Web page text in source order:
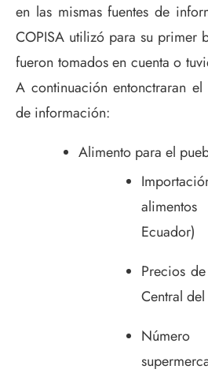
en las mismas fuentes de
COPISA utilizó para su primer
fueron tomados en cuenta o
A continuación entonctraran
de información:
Alimento para el
Ecuador)
Precios
Central